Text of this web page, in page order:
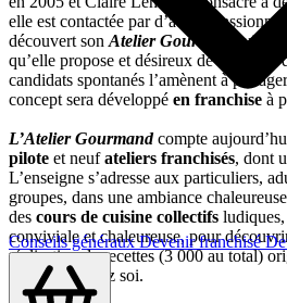
Conseils générauxDevenir franchisé
elle est contactée par d’autres
découvert son Atelier Gourmand
via
qu’elle propose et désireux de se lancer
candidats spontanés l’amènent à
concept sera développé en franchise à
L’Atelier Gourmandcompte
pilote et neufateliers franchisés, dont
L’enseigne s’adresse aux particuliers,
groupes, dans une ambiance
des cours de cuisine collectifs
conviviale et chaleureuse, pour
réalisation de recettes (3 000 au total)
reproduire chez soi.